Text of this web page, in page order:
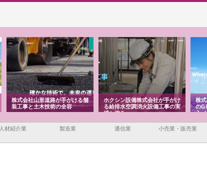
株式会社山形道路が手がける舗
装工事と土木技術の全容
ホクシン設備株式会社が手がけ
る給排水空調消火設備工事の実
績と強み
株
の
入
人材紹介業 製造業 通信業 小売業・販売業